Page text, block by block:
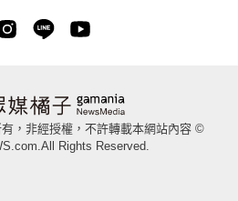
，非經授權，不許轉載本網站內容 ©
Rights Reserved.